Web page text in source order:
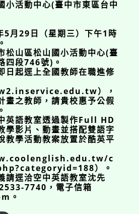
小活動中心(臺中市東區台中
5月29日（星期三）下午1時
松山區松山國小活動中心(臺
四段746號)。
日起逕上全國教師在職進修
），
畫之教師，請貴校惠予公假
英語教室透過製作Full HD
學影片、動畫並搭配雙語字
教學活動教案放置於酷英平
c
）。
請逕洽空中英語教室沈先
7740，電子信箱
。